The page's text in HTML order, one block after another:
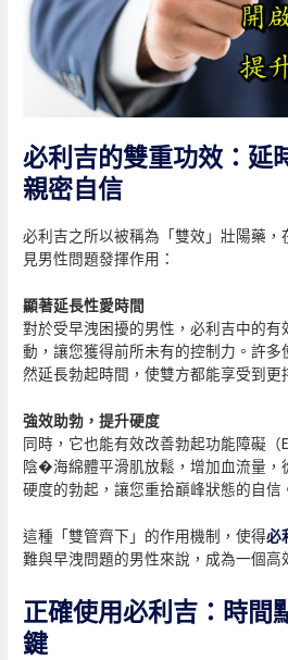
必利吉的雙重功效：延
親密自信
必利吉之所以被稱為「雙效」壯陽藥
見男性問題發揮作用：
顯著延長性愛時間
對於受早洩困擾的男性，必利吉中的
動，讓您獲得前所未有的控制力。許多
然延長勃起時間，使雙方都能享受到更
強效助勃，提升硬度
同時，它也能有效改善勃起功能障礙（
陰�海綿體平滑肌放鬆，增加血流量，
硬度的勃起，讓您重拾巔峰狀態的自信
這種「雙管齊下」的作用機制，使得必
難與早洩問題的男性來說，成為一個高
正確使用必利吉：時間
鍵